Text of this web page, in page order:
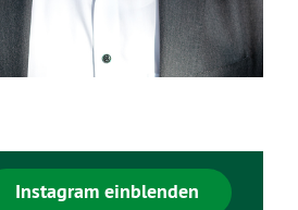
Instagram einblenden